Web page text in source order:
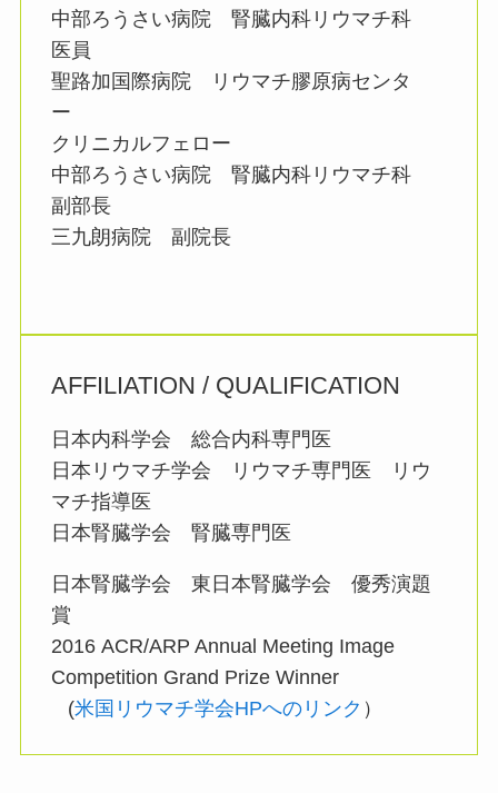
中部ろうさい病院 腎臓内科リウマチ科
医員
聖路加国際病院 リウマチ膠原病センタ
ー
クリニカルフェロー
中部ろうさい病院 腎臓内科リウマチ科
副部長
三九朗病院 副院長
AFFILIATION / QUALIFICATION
日本内科学会 総合内科専門医
日本リウマチ学会 リウマチ専門医 リウ
マチ指導医
日本腎臓学会 腎臓専門医
日本腎臓学会 東日本腎臓学会 優秀演題
賞
2016 ACR/ARP Annual Meeting Image
Competition Grand Prize Winner
(米国リウマチ学会HPへのリンク ）